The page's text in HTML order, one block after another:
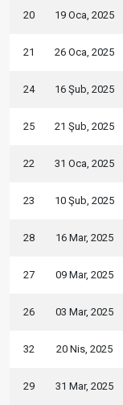
20 19 Oca, 2025
21 26 Oca, 2025
24 16 Şub, 2025
25 21 Şub, 2025
22 31 Oca, 2025
23 10 Şub, 2025
28 16 Mar, 2025
27 09 Mar, 2025
26 03 Mar, 2025
32 20 Nis, 2025
29 31 Mar, 2025